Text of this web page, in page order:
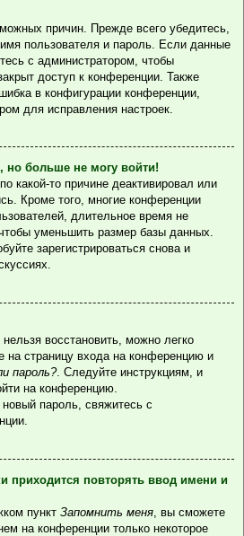
причин. Прежде всего убедитесь,
пользователя и пароль. Если данные
с администратором, чтобы
доступ к конференции. Также
в конфигурации конференции,
для исправления настроек.
но больше не могу войти!
какой-то причине деактивировал или
Кроме того, многие конференции
длительное время не
уменьшить размер базы данных.
зарегистрироваться снова и
восстановить, можно легко
на страницу входа на конференцию и
пароль?. Следуйте инструкциям, и
на конференцию.
пароль, свяжитесь с
приходится повторять ввод имени и
пункт Запомнить меня , вы сможете
на конференции только некоторое